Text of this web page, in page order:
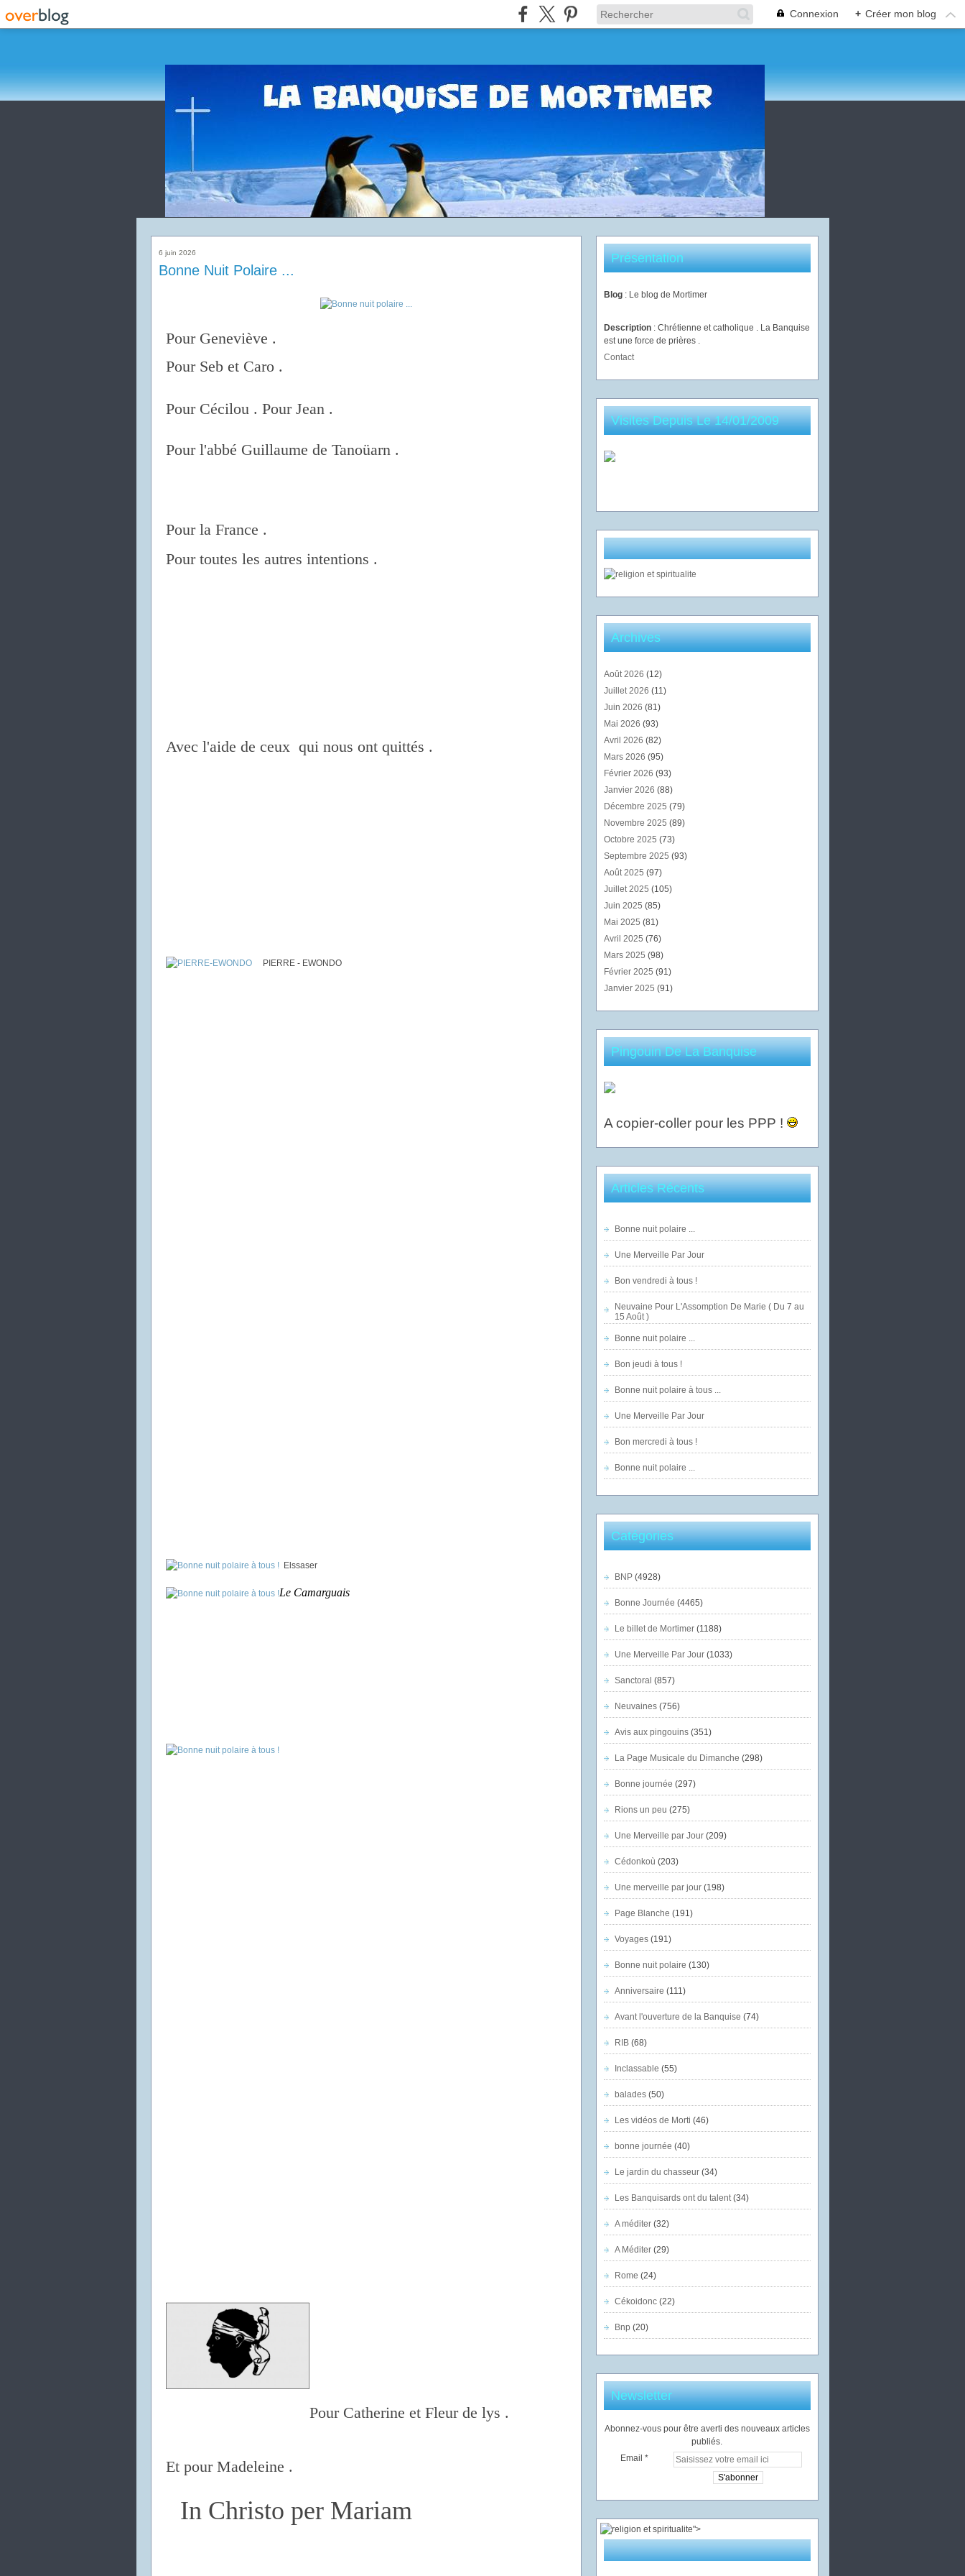
Connexion + Créer mon blog
6 juin 2026
Bonne Nuit Polaire ...
Pour Geneviève .
Pour Seb et Caro .
Pour Cécilou . Pour Jean .
Pour l'abbé Guillaume de Tanoüarn .
Pour la France .
Pour toutes les autres intentions .
Avec l'aide de ceux qui nous ont quittés .
PIERRE - EWONDO
Elssaser
Le Camarguais
Pour Catherine et Fleur de lys .
Et pour Madeleine .
In Christo per Mariam
Présentation
Blog : Le blog de Mortimer
Description : Chrétienne et catholique . La Banquise
est une force de prières .
Contact
Visites Depuis Le 14/01/2009
Archives
Août 2026 (12)
Juillet 2026 (11)
Juin 2026 (81)
Mai 2026 (93)
Avril 2026 (82)
Mars 2026 (95)
Février 2026 (93)
Janvier 2026 (88)
Décembre 2025 (79)
Novembre 2025 (89)
Octobre 2025 (73)
Septembre 2025 (93)
Août 2025 (97)
Juillet 2025 (105)
Juin 2025 (85)
Mai 2025 (81)
Avril 2025 (76)
Mars 2025 (98)
Février 2025 (91)
Janvier 2025 (91)
Pingouin De La Banquise
A copier-coller pour les PPP !
Articles Récents
Bonne nuit polaire ...
Une Merveille Par Jour
Bon vendredi à tous !
Neuvaine Pour L'Assomption De Marie ( Du 7 au
15 Août )
Bonne nuit polaire ...
Bon jeudi à tous !
Bonne nuit polaire à tous ...
Une Merveille Par Jour
Bon mercredi à tous !
Bonne nuit polaire ...
Catégories
BNP(4928)
Bonne Journée (4465)
Le billet de Mortimer(1188)
Une Merveille Par Jour(1033)
Sanctoral (857)
Neuvaines(756)
Avis aux pingouins(351)
La Page Musicale du Dimanche (298)
Bonne journée (297)
Rions un peu (275)
Une Merveille par Jour(209)
Cédonkoù (203)
Une merveille par jour(198)
Page Blanche (191)
Voyages(191)
Bonne nuit polaire (130)
Anniversaire (111)
Avant l'ouverture de la Banquise (74)
RIB(68)
Inclassable (55)
balades(50)
Les vidéos de Morti (46)
bonne journée (40)
Le jardin du chasseur(34)
Les Banquisards ont du talent(34)
A méditer(32)
A Méditer(29)
Rome (24)
Cékoidonc(22)
Bnp (20)
Newsletter
Abonnez-vous pour être averti des nouveaux articles
publiés.
Email
">